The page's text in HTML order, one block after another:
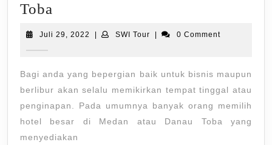
Toba
Penginapan
Untuk
Liburan
anda
ke
Juli 29, 2022 Juli
SWI Tour SWI
0 Comment
Bagi anda yang bepergian baik untuk bisnis maupun
berlibur akan selalu memikirkan tempat tinggal atau
penginapan. Pada umumnya banyak orang memilih
hotel besar di Medan atau Danau Toba yang
menyediakan